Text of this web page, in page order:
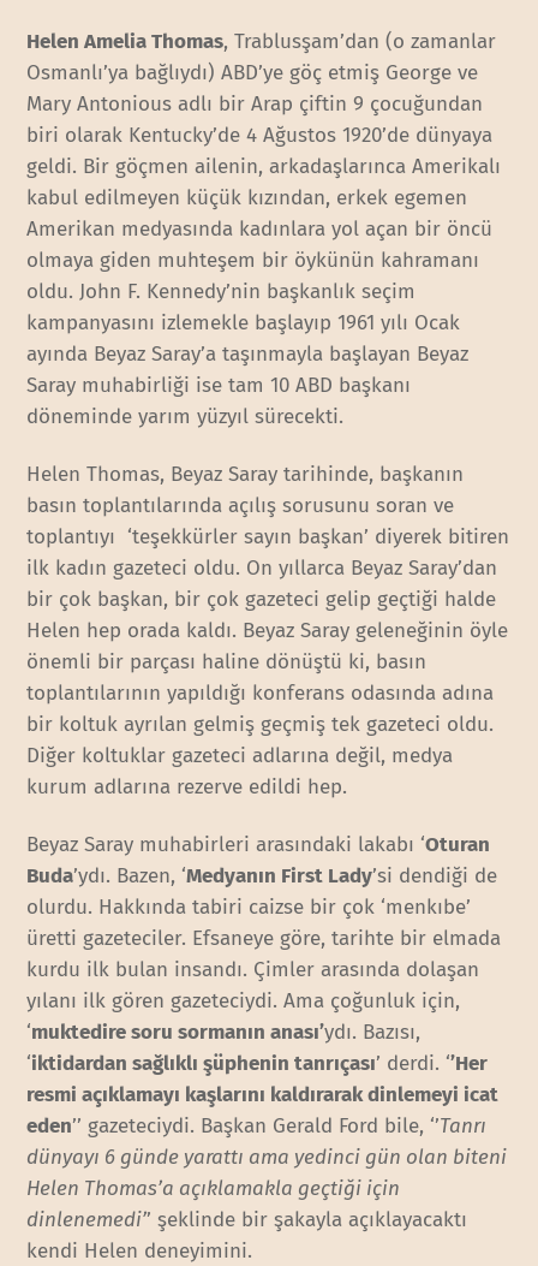
Helen Amelia Thomas, Trablusşam’dan (o zamanlar
Osmanlı’ya bağlıydı) ABD’ye göç etmiş George ve
Mary Antonious adlı bir Arap çiftin 9 çocuğundan
biri olarak Kentucky’de 4 Ağustos 1920’de dünyaya
geldi. Bir göçmen ailenin, arkadaşlarınca Amerikalı
kabul edilmeyen küçük kızından, erkek egemen
Amerikan medyasında kadınlara yol açan bir öncü
olmaya giden muhteşem bir öykünün kahramanı
oldu. John F. Kennedy’nin başkanlık seçim
kampanyasını izlemekle başlayıp 1961 yılı Ocak
ayında Beyaz Saray’a taşınmayla başlayan Beyaz
Saray muhabirliği ise tam 10 ABD başkanı
döneminde yarım yüzyıl sürecekti.
Helen Thomas, Beyaz Saray tarihinde, başkanın
basın toplantılarında açılış sorusunu soran ve
toplantıyı ‘teşekkürler sayın başkan’ diyerek bitiren
ilk kadın gazeteci oldu. On yıllarca Beyaz Saray’dan
bir çok başkan, bir çok gazeteci gelip geçtiği halde
Helen hep orada kaldı. Beyaz Saray geleneğinin öyle
önemli bir parçası haline dönüştü ki, basın
toplantılarının yapıldığı konferans odasında adına
bir koltuk ayrılan gelmiş geçmiş tek gazeteci oldu.
Diğer koltuklar gazeteci adlarına değil, medya
kurum adlarına rezerve edildi hep.
Beyaz Saray muhabirleri arasındaki lakabı ‘Oturan
Buda’ydı. Bazen, ‘Medyanın First Lady’si dendiği de
olurdu. Hakkında tabiri caizse bir çok ‘menkıbe’
üretti gazeteciler. Efsaneye göre, tarihte bir elmada
kurdu ilk bulan insandı. Çimler arasında dolaşan
yılanı ilk gören gazeteciydi. Ama çoğunluk için,
‘muktedire soru sormanın anası’ydı. Bazısı,
‘iktidardan sağlıklı şüphenin tanrıçası’ derdi. ‘’Her
resmi açıklamayı kaşlarını kaldırarak dinlemeyi icat
eden’’ gazeteciydi. Başkan Gerald Ford bile, ‘’Tanrı
dünyayı 6 günde yarattı ama yedinci gün olan biteni
Helen Thomas’a açıklamakla geçtiği için
dinlenemedi’’ şeklinde bir şakayla açıklayacaktı
kendi Helen deneyimini.